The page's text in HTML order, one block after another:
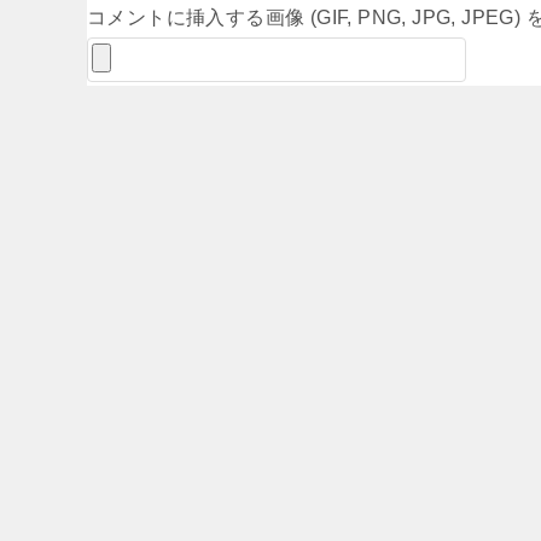
コメントに挿入する画像 (GIF, PNG, JPG, JPEG)